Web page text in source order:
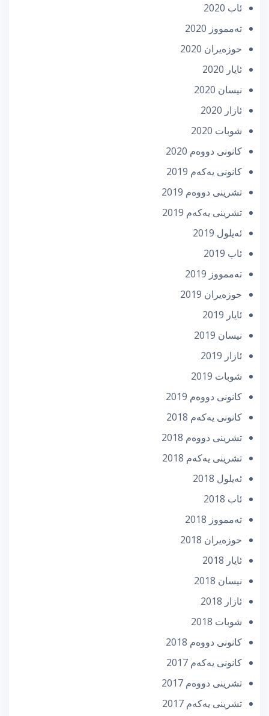
ئاب 2020
تەممووز 2020
حوزه‌یران 2020
ئایار 2020
نیسان 2020
ئازار 2020
شوبات 2020
كانونی دووه‌م 2020
كانونی یه‌كه‌م 2019
تشرینی دووه‌م 2019
تشرینی یه‌كه‌م 2019
ئه‌یلول 2019
ئاب 2019
تەممووز 2019
حوزه‌یران 2019
ئایار 2019
نیسان 2019
ئازار 2019
شوبات 2019
كانونی دووه‌م 2019
كانونی یه‌كه‌م 2018
تشرینی دووه‌م 2018
تشرینی یه‌كه‌م 2018
ئه‌یلول 2018
ئاب 2018
تەممووز 2018
حوزه‌یران 2018
ئایار 2018
نیسان 2018
ئازار 2018
شوبات 2018
كانونی دووه‌م 2018
كانونی یه‌كه‌م 2017
تشرینی دووه‌م 2017
تشرینی یه‌كه‌م 2017